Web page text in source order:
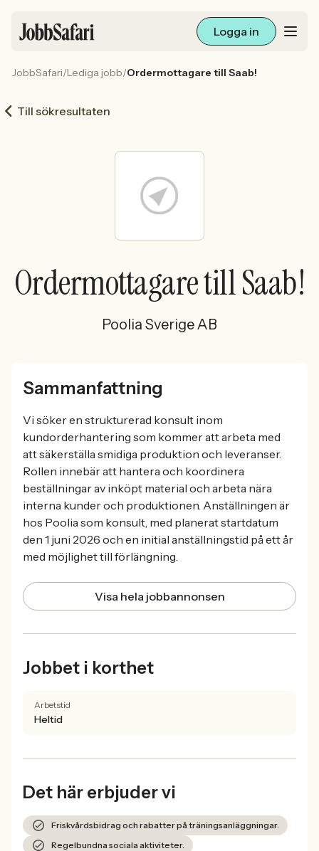
Logga in
Arbetsliv och karriär
För arbetsgivare
Sök med AI
Ny här? Skapa konto
JobbSafari/Lediga jobb/Ordermottagare till Saab!
Till sökresultaten
Ordermottagare till Saab!
Poolia Sverige AB
Sammanfattning
Vi söker en strukturerad konsult inom
kundorderhantering som kommer att arbeta med
att säkerställa smidiga produktion och leveranser.
Rollen innebär att hantera och koordinera
beställningar av inköpt material och arbeta nära
interna kunder och produktionen. Anställningen är
hos Poolia som konsult, med planerat startdatum
den 1 juni 2026 och en initial anställningstid på ett år
med möjlighet till förlängning.
Visa hela jobbannonsen
Jobbet i korthet
Arbetstid
Heltid
Det här erbjuder vi
Friskvårdsbidrag och rabatter på träningsanläggningar.
Regelbundna sociala aktiviteter.